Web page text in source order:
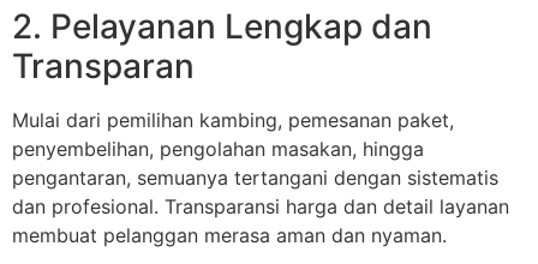
2. Pelayanan Lengkap dan
Transparan
Mulai dari pemilihan kambing, pemesanan paket,
penyembelihan, pengolahan masakan, hingga
pengantaran, semuanya tertangani dengan sistematis
dan profesional. Transparansi harga dan detail layanan
membuat pelanggan merasa aman dan nyaman.